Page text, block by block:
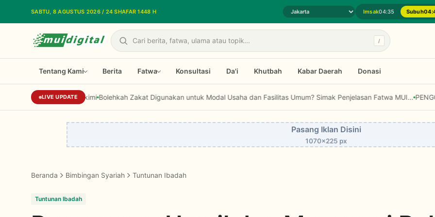
SABTU, 8 AGUSTUS 2026 / 24 SHAFAR 1448 H Pilih daerah jadwal sholat Imsak04:35 Subuh
Cari
/
Tentang Kami Berita Fatwa Konsultasi Da'i Khutbah Kabar Daerah Donasi
LIVE UPDATEKiai Cholil: Dai Harus Jadi Opinion Leader yang Mengajak, Bukan Menghakimi Bolehkah Zakat Digunakan untuk
Pasang Iklan Disini
1070x225 px
Beranda Bimbingan Syariah Tuntunan Ibadah
Tuntunan Ibadah